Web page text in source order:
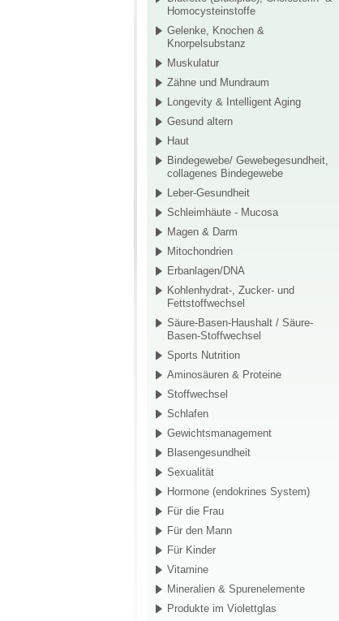
Homocysteinstoffe
Gelenke, Knochen &
Knorpelsubstanz
Muskulatur
Zähne und Mundraum
Longevity & Intelligent Aging
Gesund altern
Haut
Bindegewebe/ Gewebegesundheit,
collagenes Bindegewebe
Leber-Gesundheit
Schleimhäute - Mucosa
Magen & Darm
Mitochondrien
Erbanlagen/DNA
Kohlenhydrat-, Zucker- und
Fettstoffwechsel
Säure-Basen-Haushalt / Säure-
Basen-Stoffwechsel
Sports Nutrition
Aminosäuren & Proteine
Stoffwechsel
Schlafen
Gewichtsmanagement
Blasengesundheit
Sexualität
Hormone (endokrines System)
Für die Frau
Für den Mann
Für Kinder
Vitamine
Mineralien & Spurenelemente
Produkte im Violettglas